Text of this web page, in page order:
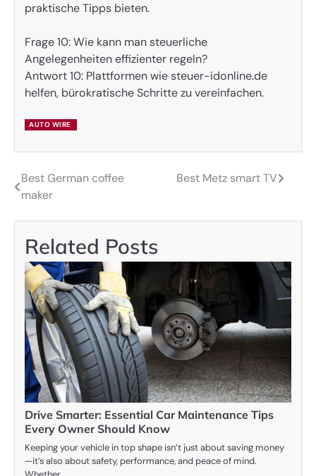
praktische Tipps bieten.
Frage 10: Wie kann man steuerliche
Angelegenheiten effizienter regeln?
Antwort 10: Plattformen wie steuer-idonline.de
helfen, bürokratische Schritte zu vereinfachen.
AUTO WIRE
Post
Best German coffee
maker
Best Metz smart TV
Related Posts
Drive Smarter: Essential Car Maintenance Tips
Every Owner Should Know
Keeping your vehicle in top shape isn’t just about saving money
—it’s also about safety, performance, and peace of mind.